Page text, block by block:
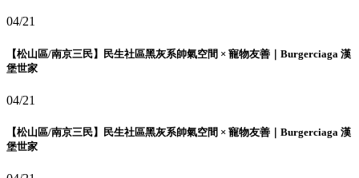
04/21
【松山區/南京三民】民生社區黑灰系帥氣空間 × 寵物友善｜Burgerciaga 漢
堡世家
04/21
【松山區/南京三民】民生社區黑灰系帥氣空間 × 寵物友善｜Burgerciaga 漢
堡世家